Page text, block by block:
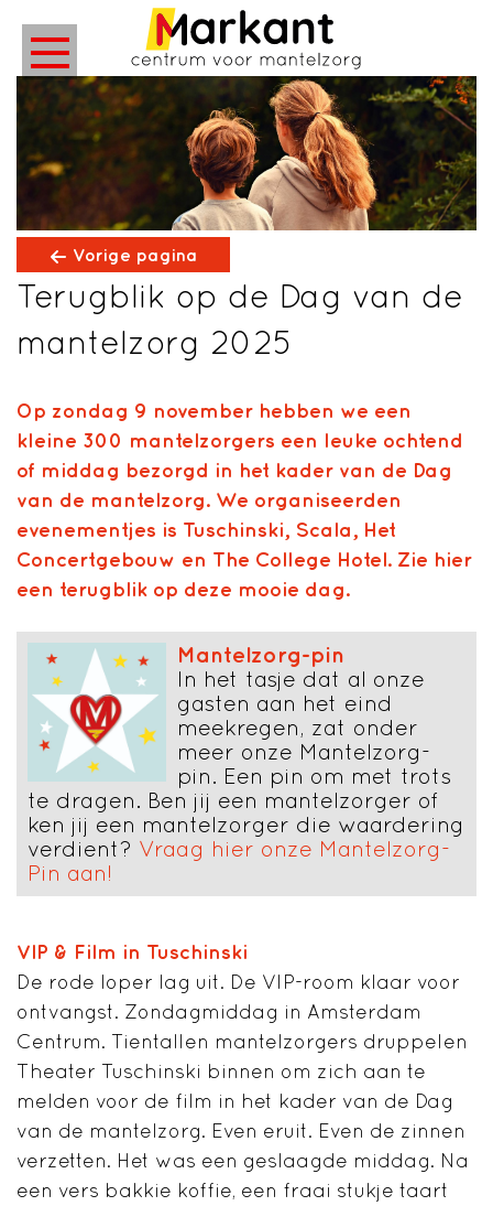
Vorige pagina
Terugblik op de Dag van de
mantelzorg 2025
Op zondag 9 november hebben we een
kleine 300 mantelzorgers een leuke ochtend
of middag bezorgd in het kader van de Dag
van de mantelzorg. We organiseerden
evenementjes is Tuschinski, Scala, Het
Concertgebouw en The College Hotel. Zie hier
een terugblik op deze mooie dag.
Mantelzorg-pin
In het tasje dat al onze
gasten aan het eind
meekregen, zat onder
meer onze Mantelzorg-
pin. Een pin om met trots
te dragen. Ben jij een mantelzorger of
ken jij een mantelzorger die waardering
verdient? Vraag hier onze Mantelzorg-
Pin aan!
VIP & Film in Tuschinski
De rode loper lag uit. De VIP-room klaar voor
ontvangst. Zondagmiddag in Amsterdam
Centrum. Tientallen mantelzorgers druppelen
Theater Tuschinski binnen om zich aan te
melden voor de film in het kader van de Dag
van de mantelzorg. Even eruit. Even de zinnen
verzetten. Het was een geslaagde middag. Na
een vers bakkie koffie, een fraai stukje taart